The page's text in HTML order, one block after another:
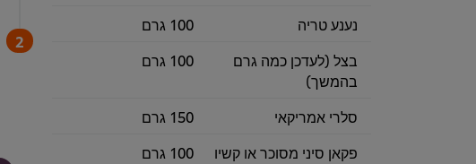
נענע טריה
100 גרם
בצל (לעדכן כמה גרם
בהמשך)
100 גרם
סלרי אמריקאי
150 גרם
פקאן סיני מסוכר או קשיו
100 גרם